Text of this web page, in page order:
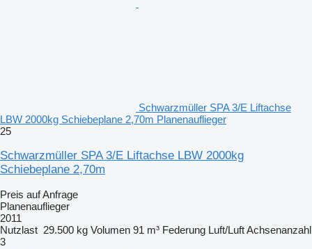
Schwarzmüller SPA 3/E Liftachse
LBW 2000kg Schiebeplane 2,70m Planenauflieger
25
Schwarzmüller SPA 3/E Liftachse LBW 2000kg
Schiebeplane 2,70m
Preis auf Anfrage
Planenauflieger
2011
Nutzlast 29.500 kg Volumen 91 m³ Federung Luft/LuftAchsenanzahl
3